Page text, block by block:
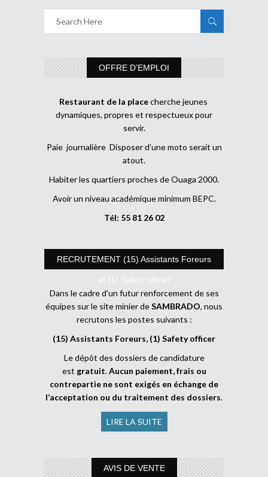
OFFRE D’EMPLOI
Restaurant de la placecherche jeunes
dynamiques, propres et respectueux pour
servir.
Paie journalière Disposer d’une moto serait un
atout.
Habiter les quartiers proches de Ouaga 2000.
Avoir un niveau académique minimum BEPC.
Tél: 55 81 26 02
RECRUTEMENT (15) Assistants Foreurs
et (1) Safety officer
Dans le cadre d’un futur renforcement de ses
équipes sur le site minier deSAMBRADO, nous
recrutons les postes suivants :
(15) Assistants Foreurs, (1) Safety officer
Le dépôt des dossiers de candidature
est gratuit.Aucun paiement, frais ou
contrepartie ne sont exigés en échange de
l’acceptation ou du traitement des dossiers.
LIRE LA SUITE
AVIS DE VENTE